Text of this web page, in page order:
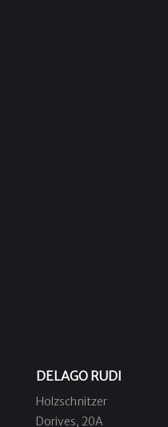
DELAGO RUDI
Holzschnitzer
Dorives, 20A